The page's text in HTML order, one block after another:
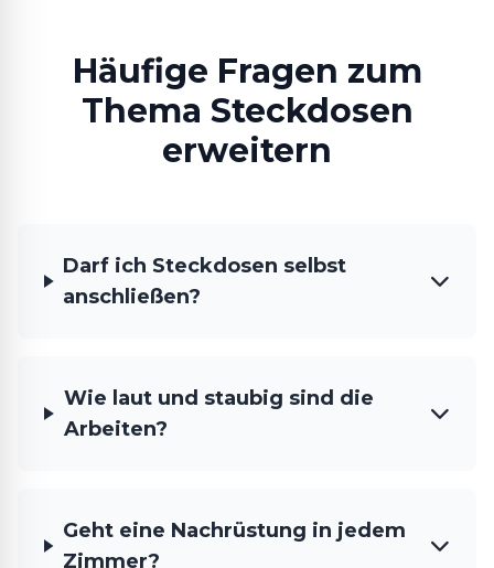
Häufige Fragen zum
Thema Steckdosen
erweitern
Darf ich Steckdosen selbst
anschließen?
Wie laut und staubig sind die
Arbeiten?
Geht eine Nachrüstung in jedem
Zimmer?